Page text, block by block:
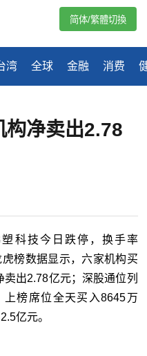
湾 全球 金融 消费
简体/繁體切換
构净卖出2.78
科技今日跌停，换手率
榜数据显示，六家机构买
出2.78亿元；深股通位列
榜席位全天买入8645万
亿元。